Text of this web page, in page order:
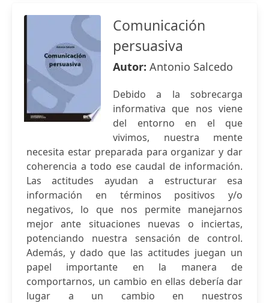
Comunicación
persuasiva
Autor: Antonio Salcedo
Debido a la sobrecarga
informativa que nos viene
del entorno en el que
vivimos, nuestra mente
necesita estar preparada para organizar y dar
coherencia a todo ese caudal de información.
Las actitudes ayudan a estructurar esa
información en términos positivos y/o
negativos, lo que nos permite manejarnos
mejor ante situaciones nuevas o inciertas,
potenciando nuestra sensación de control.
Además, y dado que las actitudes juegan un
papel importante en la manera de
comportarnos, un cambio en ellas debería dar
lugar a un cambio en nuestros